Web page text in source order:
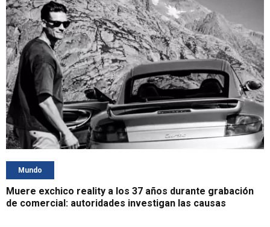
Mundo
Muere exchico reality a los 37 años durante grabación
de comercial: autoridades investigan las causas